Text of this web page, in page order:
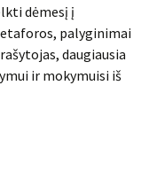
dėmesį į
palyginimai
daugiausia
ir mokymuisi iš